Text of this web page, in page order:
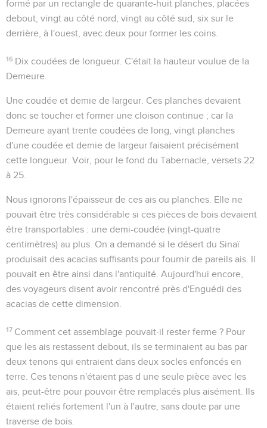
formé par un rectangle de quarante-huit planches, placées
debout, vingt au côté nord, vingt au côté sud, six sur le
derrière, à l'ouest, avec deux pour former les coins.
16 Dix coudées de longueur . C'était la hauteur voulue de la
Demeure.
Une coudée et demie de largeur . Ces planches devaient
donc se toucher et former une cloison continue ; car la
Demeure ayant trente coudées de long, vingt planches
d'une coudée et demie de largeur faisaient précisément
cette longueur. Voir, pour le fond du Tabernacle, versets 22
à 25.
Nous ignorons l'épaisseur de ces ais ou planches. Elle ne
pouvait être très considérable si ces pièces de bois devaient
être transportables : une demi-coudée (vingt-quatre
centimètres) au plus. On a demandé si le désert du Sinaï
produisait des acacias suffisants pour fournir de pareils ais. Il
pouvait en être ainsi dans l'antiquité. Aujourd'hui encore,
des voyageurs disent avoir rencontré près d'Enguédi des
acacias de cette dimension.
17 Comment cet assemblage pouvait-il rester ferme ? Pour
que les ais restassent debout, ils se terminaient au bas par
deux tenons qui entraient dans deux socles enfoncés en
terre. Ces tenons n'étaient pas d une seule pièce avec les
ais, peut-être pour pouvoir être remplacés plus aisément. Ils
étaient reliés fortement l'un à l'autre, sans doute par une
traverse de bois.